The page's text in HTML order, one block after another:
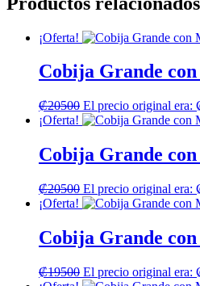
¡Oferta!
Cobija Grande
₡20500 El precio original era:
¡Oferta!
Cobija Grande
₡20500 El precio original era:
¡Oferta!
Cobija Grande
₡19500 El precio original era: